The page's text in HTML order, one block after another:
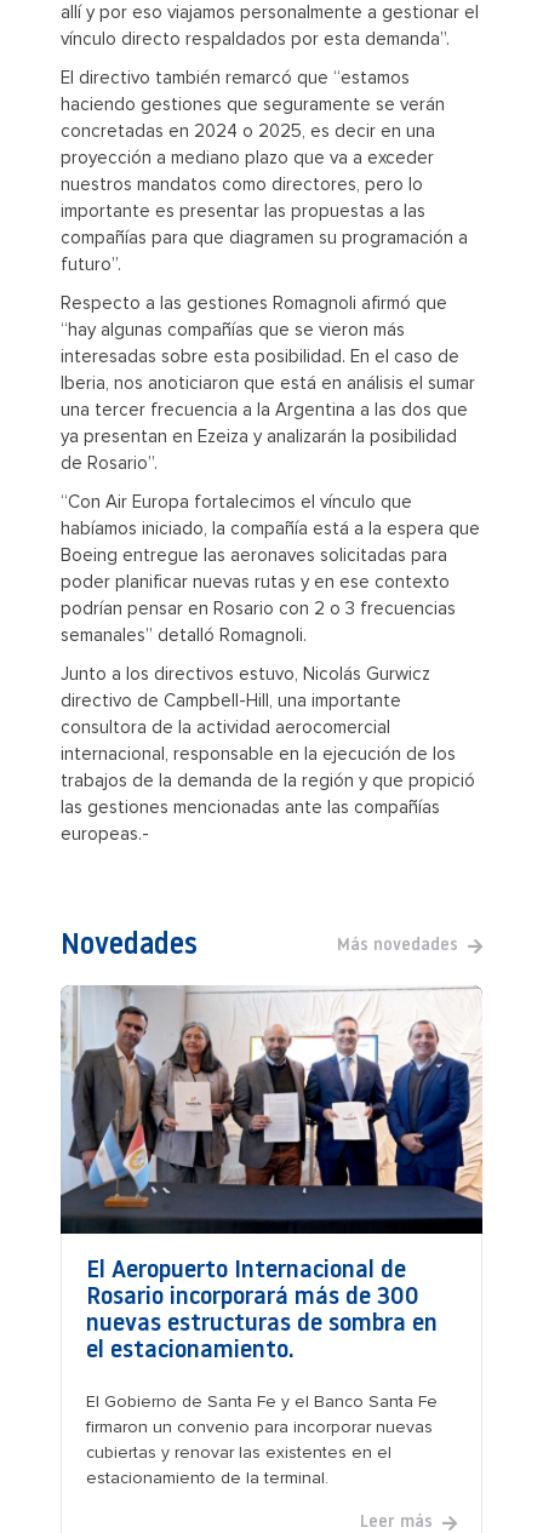
allí y por eso viajamos personalmente a gestionar el
vínculo directo respaldados por esta demanda”.
El directivo también remarcó que “estamos
haciendo gestiones que seguramente se verán
concretadas en 2024 o 2025, es decir en una
proyección a mediano plazo que va a exceder
nuestros mandatos como directores, pero lo
importante es presentar las propuestas a las
compañías para que diagramen su programación a
futuro”.
Respecto a las gestiones Romagnoli afirmó que
“hay algunas compañías que se vieron más
interesadas sobre esta posibilidad. En el caso de
Iberia, nos anoticiaron que está en análisis el sumar
una tercer frecuencia a la Argentina a las dos que
ya presentan en Ezeiza y analizarán la posibilidad
de Rosario”.
“Con Air Europa fortalecimos el vínculo que
habíamos iniciado, la compañía está a la espera que
Boeing entregue las aeronaves solicitadas para
poder planificar nuevas rutas y en ese contexto
podrían pensar en Rosario con 2 o 3 frecuencias
semanales” detalló Romagnoli.
Junto a los directivos estuvo, Nicolás Gurwicz
directivo de Campbell-Hill, una importante
consultora de la actividad aerocomercial
internacional, responsable en la ejecución de los
trabajos de la demanda de la región y que propició
las gestiones mencionadas ante las compañías
europeas.-
Novedades Más novedades
El Aeropuerto Internacional de
Rosario incorporará más de 300
nuevas estructuras de sombra en
el estacionamiento.
El Gobierno de Santa Fe y el Banco Santa Fe
firmaron un convenio para incorporar nuevas
cubiertas y renovar las existentes en el
estacionamiento de la terminal.
Leer más